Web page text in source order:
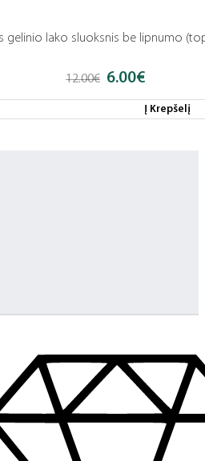
gelinio lako sluoksnis be lipnumo
12.00€ Original
12.00€.
6.00€Current
is:
6.00€.
Į Krepšelį
iškilo problemų su užsakymu, mus